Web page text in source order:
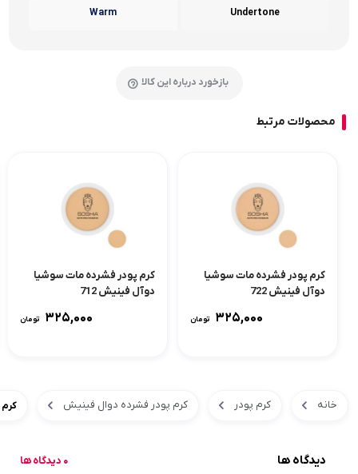
Undertone
Warm
بازخورد درباره این کالا
محصولات مرتبط
کرم پودر فشرده مات سوشیا
دوآل فینیش 722
325,000 تومان
کرم پودر فشرده مات سوشیا
دوآل فینیش 712
325,000 تومان
خانه کرم پودر کرم پودر فشرده دوال فینیش کرم
دیدگاه ها 0 دیدگاه ها